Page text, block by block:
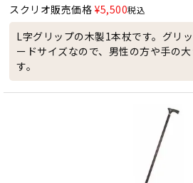
スクリオ販売価格 ¥5,500税込
L字グリップの木製1本杖です。グリ
ードサイズなので、男性の方や手の
す。